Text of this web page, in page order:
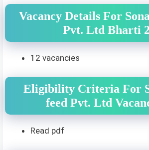
Vacancy Details For
Pvt. Ltd Bharti
12 vacancies
Eligibility Criteria For
feed Pvt. Ltd
Read pdf